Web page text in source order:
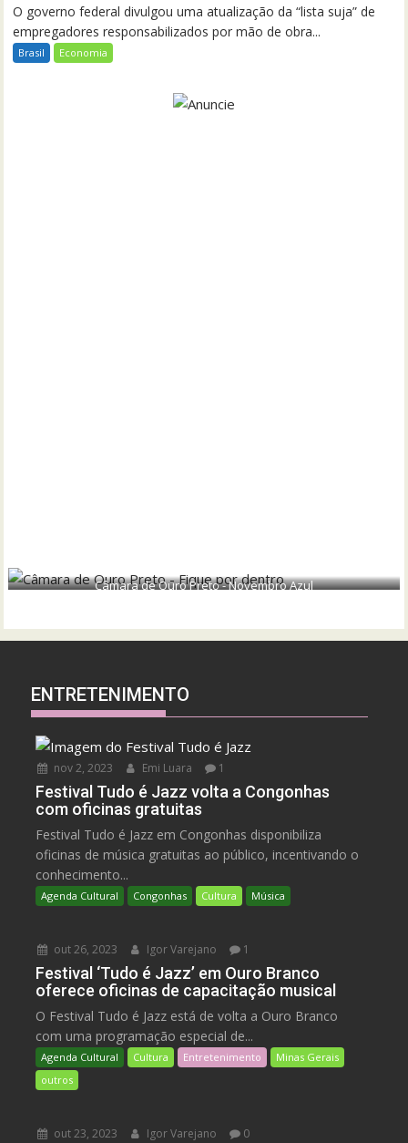
O governo federal divulgou uma atualização da “lista suja” de
empregadores responsabilizados por mão de obra...
Brasil Economia
Câmara de Ouro Preto - Novembro Azul
ENTRETENIMENTO
nov 2, 2023 Emi Luara 1
Festival Tudo é Jazz volta a Congonhas
com oficinas gratuitas
Festival Tudo é Jazz em Congonhas disponibiliza
oficinas de música gratuitas ao público, incentivando o
conhecimento...
Agenda Cultural Congonhas Cultura Música
out 26, 2023 Igor Varejano 1
Festival ‘Tudo é Jazz’ em Ouro Branco
oferece oficinas de capacitação musical
O Festival Tudo é Jazz está de volta a Ouro Branco
com uma programação especial de...
Agenda Cultural Cultura Entretenimento
Minas Gerais
outros
out 23, 2023 Igor Varejano 0